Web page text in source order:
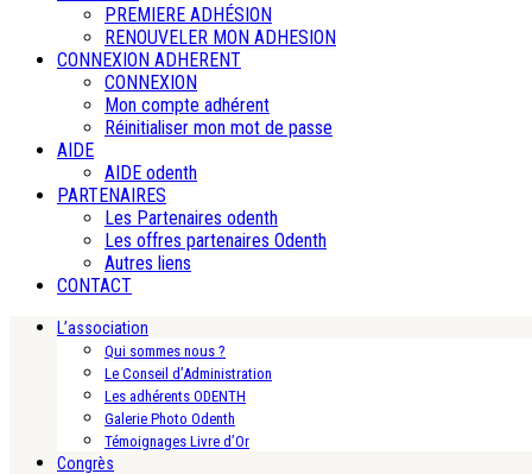
PREMIERE ADHÉSION
RENOUVELER MON ADHESION
CONNEXION ADHERENT
CONNEXION
Mon compte adhérent
Réinitialiser mon mot de passe
AIDE
AIDE odenth
PARTENAIRES
Les Partenaires odenth
Les offres partenaires Odenth
Autres liens
CONTACT
L’association
Qui sommes nous ?
Le Conseil d’Administration
Les adhérents ODENTH
Galerie Photo Odenth
Témoignages Livre d’Or
Congrès